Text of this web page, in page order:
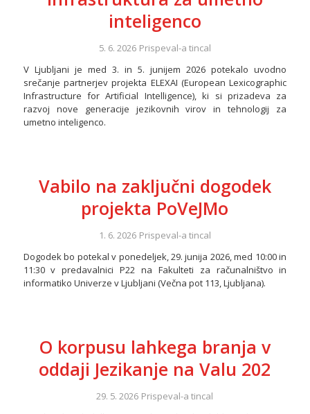
inteligenco
5. 6. 2026 Prispeval-a tincal
V Ljubljani je med 3. in 5. junijem 2026 potekalo uvodno
srečanje partnerjev projekta ELEXAI (European Lexicographic
Infrastructure for Artificial Intelligence), ki si prizadeva za
razvoj nove generacije jezikovnih virov in tehnologij za
umetno inteligenco.
Vabilo na zaključni dogodek
projekta PoVeJMo
1. 6. 2026 Prispeval-a tincal
Dogodek bo potekal v ponedeljek, 29. junija 2026, med 10:00 in
11:30 v predavalnici P22 na Fakulteti za računalništvo in
informatiko Univerze v Ljubljani (Večna pot 113, Ljubljana).
O korpusu lahkega branja v
oddaji Jezikanje na Valu 202
29. 5. 2026 Prispeval-atincal